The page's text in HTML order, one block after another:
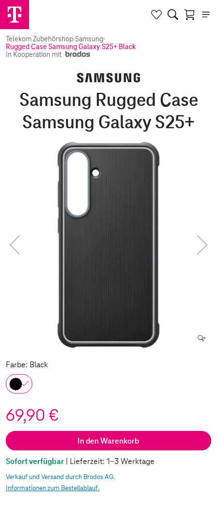
Telekom Zubehörshop·Samsung·
Rugged Case Samsung Galaxy S25+ Black
In Kooperation mit
Samsung Rugged Case
Samsung Galaxy S25+
Farbe: Black
69,90 €
In den Warenkorb
Sofort verfügbar | Lieferzeit: 1-3 Werktage
Verkauf und Versand durch Brodos AG.
Informationen zum Bestellablauf.